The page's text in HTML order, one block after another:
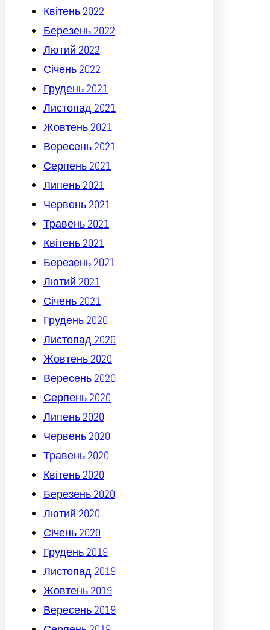
Квітень 2022
Березень 2022
Лютий 2022
Січень 2022
Грудень 2021
Листопад 2021
Жовтень 2021
Вересень 2021
Серпень 2021
Липень 2021
Червень 2021
Травень 2021
Квітень 2021
Березень 2021
Лютий 2021
Січень 2021
Грудень 2020
Листопад 2020
Жовтень 2020
Вересень 2020
Серпень 2020
Липень 2020
Червень 2020
Травень 2020
Квітень 2020
Березень 2020
Лютий 2020
Січень 2020
Грудень 2019
Листопад 2019
Жовтень 2019
Вересень 2019